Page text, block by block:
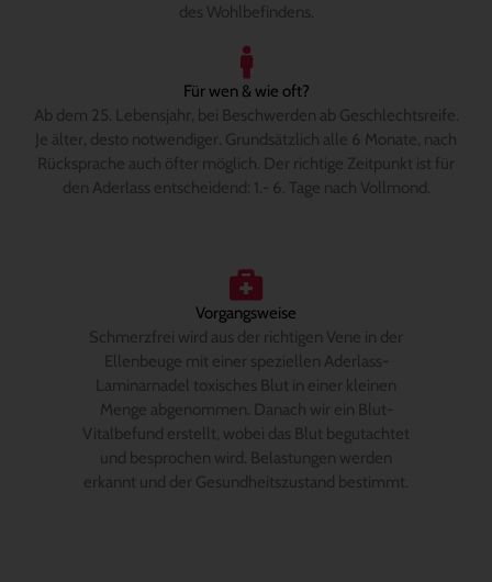
des Wohlbefindens.
Für wen & wie oft?
Ab dem 25. Lebensjahr, bei Beschwerden ab Geschlechtsreife.
Je älter, desto notwendiger. Grundsätzlich alle 6 Monate, nach
Rücksprache auch öfter möglich. Der richtige Zeitpunkt ist für
den Aderlass entscheidend: 1.- 6. Tage nach Vollmond.
Vorgangsweise
Schmerzfrei wird aus der richtigen Vene in der
Ellenbeuge mit einer speziellen Aderlass-
Laminarnadel toxisches Blut in einer kleinen
Menge abgenommen. Danach wir ein Blut-
Vitalbefund erstellt, wobei das Blut begutachtet
und besprochen wird. Belastungen werden
erkannt und der Gesundheitszustand bestimmt.